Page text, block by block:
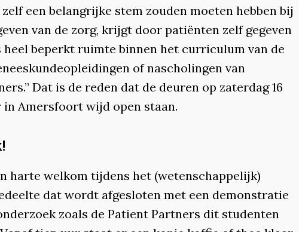
een belangrijke stem zouden moeten hebben bij
van de zorg, krijgt door patiënten zelf gegeven
beperkt ruimte binnen het curriculum van de
of nascholingen van
Dat is de reden dat de deuren op zaterdag 16
in Amersfoort wijd open staan.
harte welkom tijdens het (wetenschappelijk)
dat wordt afgesloten met een demonstratie
zoals de Patient Partners dit studenten